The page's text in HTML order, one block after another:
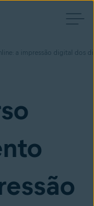
a impressão digital dos